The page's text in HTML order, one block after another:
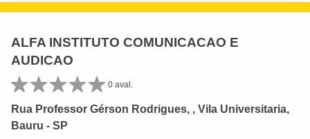
ALFA INSTITUTO COMUNICACAO E
AUDICAO
0 aval.
Rua Professor Gérson Rodrigues, , Vila Universitaria,
Bauru - SP